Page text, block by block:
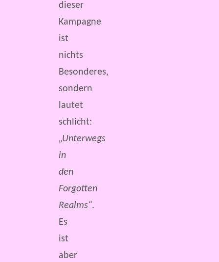
dieser
Kampagne
ist
nichts
Besonderes,
sondern
lautet
schlicht:
„Unterwegs
in
den
Forgotten
Realms“.
Es
ist
aber